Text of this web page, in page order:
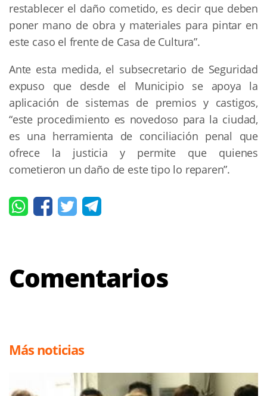
restablecer el daño cometido, es decir que deben
poner mano de obra y materiales para pintar en
este caso el frente de Casa de Cultura”.
Ante esta medida, el subsecretario de Seguridad
expuso que desde el Municipio se apoya la
aplicación de sistemas de premios y castigos,
“este procedimiento es novedoso para la ciudad,
es una herramienta de conciliación penal que
ofrece la justicia y permite que quienes
cometieron un daño de este tipo lo reparen”.
Comentarios
Más noticias